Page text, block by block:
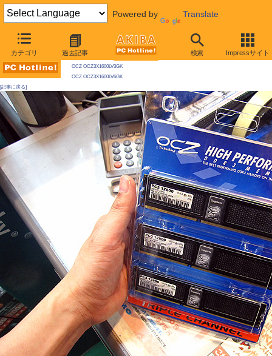
Powered by Translate
カテゴリ 過去記事 検索 Impressサイト
AKIBA PC Hotline! 2009年5月30日号
今週見つけた新製品：メモリ/関連製品
OCZ OCZ3X1600LV3GK
OCZ OCZ3X1600LV6GK
[記事に戻る]